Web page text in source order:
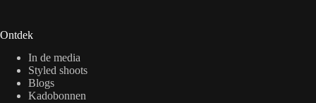
Ontdek
In de media
Styled shoots
Blogs
Kadobonnen